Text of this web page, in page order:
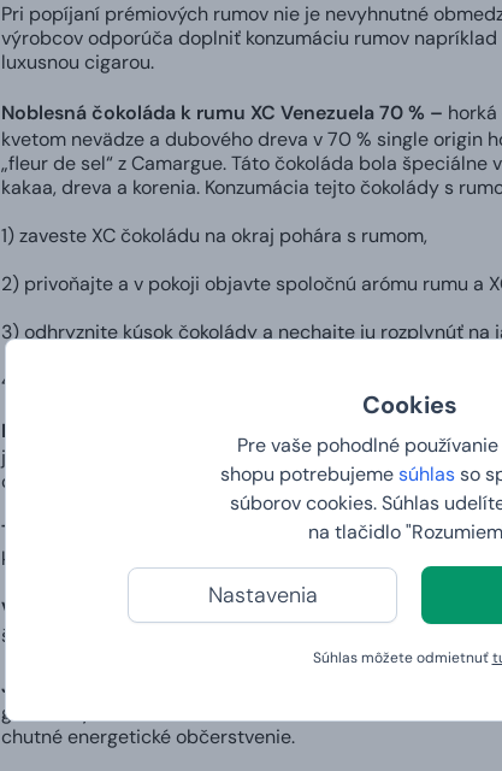
Cookies
Pre vaše pohodlné
shopu potrebujemesúhlasso
súborov cookies. Súhlas
na tlačidlo
Nastavenia
Súhlas môžete odmietnuť
Pri popíjaní prémiových rumov nie je nevyhnutné
výrobcov odporúča doplniť konzumáciu rumov
luxusnou cigarou.
Noblesná čokoláda k rumu XC Venezuela 70 % –
kvetom nevädze a dubového dreva v 70 % single origin
„fleur de sel“ z Camargue. Táto čokoláda bola
kakaa, dreva a korenia. Konzumácia tejto čokolády s
1) zaveste XC čokoládu na okraj pohára s rumom,
2) privoňajte a v pokoji objavte spoločnú arómu rumu a
3) odhryznite kúsok čokolády a nechajte ju rozplynúť na
4) potom sa cez ňu napite rumu.
Mliečna čokoláda s jamajským rumom 100 g -
jemná mliečna čokoláda tvoria neodolateľnú
obľúbeného alkoholu.
Tradičná francúzska jelenia terina s koňakom -
koňakom, burgundským vínom, a dokonca aj prímesou
Višne s rumom
– opité ovocie vhodné pre milovníkov
špecialitou. Ide o poctivú domácu delikatesu, ktorá
Jerkyboxeo Beef Jerky 25 g -
sušené mäso je solené
glutamáty. Nezameniteľná slaná chuť tohto sušeného
chutné energetické občerstvenie.